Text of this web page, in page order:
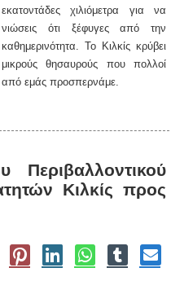
εκατοντάδες χιλιόμετρα για να
νιώσεις ότι ξέφυγες από την
καθημερινότητα. Το Κιλκίς κρύβει
μικρούς θησαυρούς που πολλοί
από εμάς προσπερνάμε.
Περιβαλλοντικού
Κιλκίς προς